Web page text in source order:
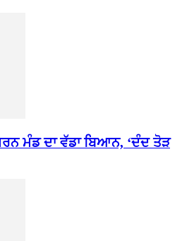
ਮੰਡ ਦਾ ਵੱਡਾ ਬਿਆਨ, ‘ਦੰਦ ਤੋੜ